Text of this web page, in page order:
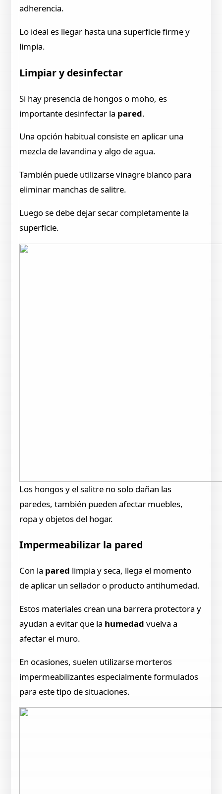
adherencia.
Lo ideal es llegar hasta una superficie firme y
limpia.
Limpiar y desinfectar
Si hay presencia de hongos o moho, es
importante desinfectar la pared.
Una opción habitual consiste en aplicar una
mezcla de lavandina y algo de agua.
También puede utilizarse vinagre blanco para
eliminar manchas de salitre.
Luego se debe dejar secar completamente la
superficie.
Los hongos y el salitre no solo dañan las
paredes, también pueden afectar muebles,
ropa y objetos del hogar.
Impermeabilizar la pared
Con la pared limpia y seca, llega el momento
de aplicar un sellador o producto antihumedad.
Estos materiales crean una barrera protectora y
ayudan a evitar que la humedadvuelva a
afectar el muro.
En ocasiones, suelen utilizarse morteros
impermeabilizantes especialmente formulados
para este tipo de situaciones.